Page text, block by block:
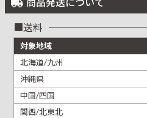
送料
対象地域
北海道/九州
沖縄県
中国/四国
関西/北東北